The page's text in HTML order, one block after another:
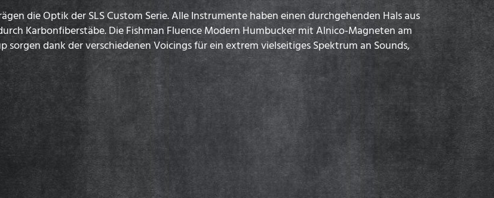
die Optik der SLS Custom Serie. Alle Instrumente haben einen durchgehenden Hals aus
Karbonfiberstäbe. Die Fishman Fluence Modern Humbucker mit Alnico-Magneten am
sorgen dank der verschiedenen Voicings für ein extrem vielseitiges Spektrum an Sounds,